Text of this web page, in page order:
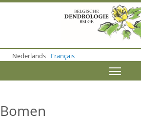
o
m
n
Nederlands Français
Bomen